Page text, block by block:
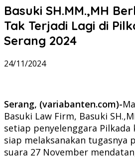
Basuki SH.MM.,MH
Tak Terjadi Lagi di
Serang 2024
24/11/2024
Serang, (variabanten.com)-
Basuki Law Firm, Basuki
setiap penyelenggara Pilkada
siap melaksanakan tugasnya
suara 27 November